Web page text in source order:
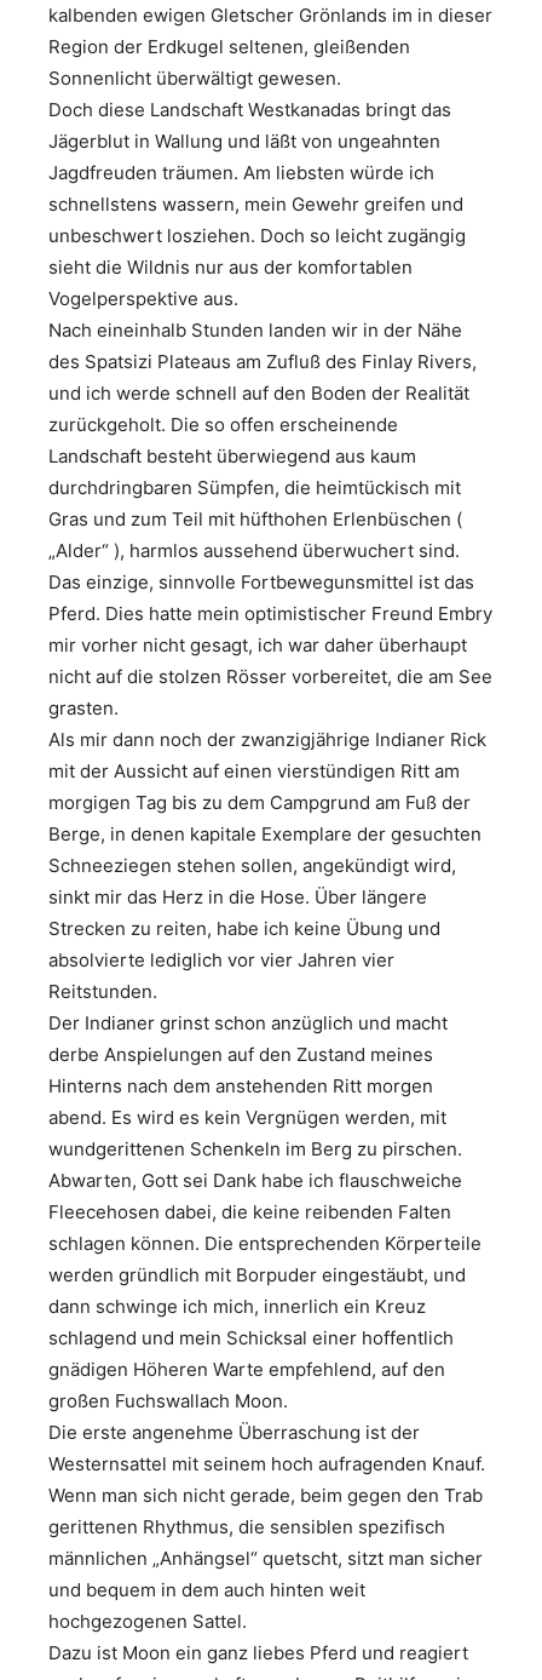
kalbenden ewigen Gletscher Grönlands im in dieser
Region der Erdkugel seltenen, gleißenden
Sonnenlicht überwältigt gewesen.
Doch diese Landschaft Westkanadas bringt das
Jägerblut in Wallung und läßt von ungeahnten
Jagdfreuden träumen. Am liebsten würde ich
schnellstens wassern, mein Gewehr greifen und
unbeschwert losziehen. Doch so leicht zugängig
sieht die Wildnis nur aus der komfortablen
Vogelperspektive aus.
Nach eineinhalb Stunden landen wir in der Nähe
des Spatsizi Plateaus am Zufluß des Finlay Rivers,
und ich werde schnell auf den Boden der Realität
zurückgeholt. Die so offen erscheinende
Landschaft besteht überwiegend aus kaum
durchdringbaren Sümpfen, die heimtückisch mit
Gras und zum Teil mit hüfthohen Erlenbüschen (
„Alder“ ), harmlos aussehend überwuchert sind.
Das einzige, sinnvolle Fortbewegunsmittel ist das
Pferd. Dies hatte mein optimistischer Freund Embry
mir vorher nicht gesagt, ich war daher überhaupt
nicht auf die stolzen Rösser vorbereitet, die am See
grasten.
Als mir dann noch der zwanzigjährige Indianer Rick
mit der Aussicht auf einen vierstündigen Ritt am
morgigen Tag bis zu dem Campgrund am Fuß der
Berge, in denen kapitale Exemplare der gesuchten
Schneeziegen stehen sollen, angekündigt wird,
sinkt mir das Herz in die Hose. Über längere
Strecken zu reiten, habe ich keine Übung und
absolvierte lediglich vor vier Jahren vier
Reitstunden.
Der Indianer grinst schon anzüglich und macht
derbe Anspielungen auf den Zustand meines
Hinterns nach dem anstehenden Ritt morgen
abend. Es wird es kein Vergnügen werden, mit
wundgerittenen Schenkeln im Berg zu pirschen.
Abwarten, Gott sei Dank habe ich flauschweiche
Fleecehosen dabei, die keine reibenden Falten
schlagen können. Die entsprechenden Körperteile
werden gründlich mit Borpuder eingestäubt, und
dann schwinge ich mich, innerlich ein Kreuz
schlagend und mein Schicksal einer hoffentlich
gnädigen Höheren Warte empfehlend, auf den
großen Fuchswallach Moon.
Die erste angenehme Überraschung ist der
Westernsattel mit seinem hoch aufragenden Knauf.
Wenn man sich nicht gerade, beim gegen den Trab
gerittenen Rhythmus, die sensiblen spezifisch
männlichen „Anhängsel“ quetscht, sitzt man sicher
und bequem in dem auch hinten weit
hochgezogenen Sattel.
Dazu ist Moon ein ganz liebes Pferd und reagiert